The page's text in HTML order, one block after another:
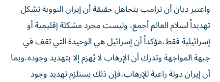
واعتبر ديان أن ترامب يتجاهل حقيقة أن إيران النووية تشكل
تهديداً لسلام العالم أجمع، وليست مجرد مشكلة إقليمية أو
إسرائيلية فقط،مؤكداً أن إسرائيل هي الوحيدة التي تقف في
جبهة المواجهة وتدرك أن الإرهاب لا يُهزم إلا بتهديد وجوده،وبما
أن إيران دولة راعية للإرهاب،فإن ذلك يستلزم تهديد وجود